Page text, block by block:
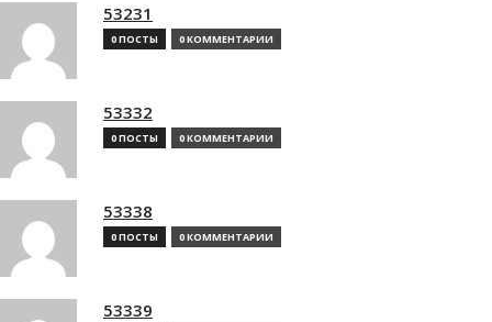
53231
0 ПОСТЫ 0 КОММЕНТАРИИ
53332
0 ПОСТЫ 0 КОММЕНТАРИИ
53338
0 ПОСТЫ 0 КОММЕНТАРИИ
53339